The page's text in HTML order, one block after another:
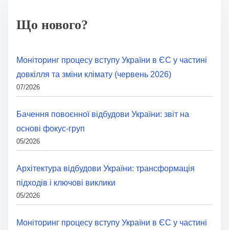
Що нового?
Моніторинг процесу вступу України в ЄС у частині
довкілля та зміни клімату (червень 2026)
07/2026
Бачення повоєнної відбудови України: звіт на
основі фокус-груп
05/2026
Архітектура відбудови України: трансформація
підходів і ключові виклики
05/2026
Моніторинг процесу вступу України в ЄС у частині